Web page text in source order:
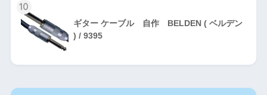
10
ギター ケーブル 自作 BELDEN ( ベルデン
) / 9395